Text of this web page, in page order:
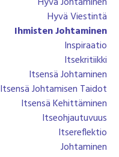
Hyvä Viestintä
Ihmisten Johtaminen
Inspiraatio
Itsekritiikki
Itsensä Johtaminen
Itsensä Johtamisen Taidot
Itsensä Kehittäminen
Itseohjautuvuus
Itsereflektio
Johtaminen